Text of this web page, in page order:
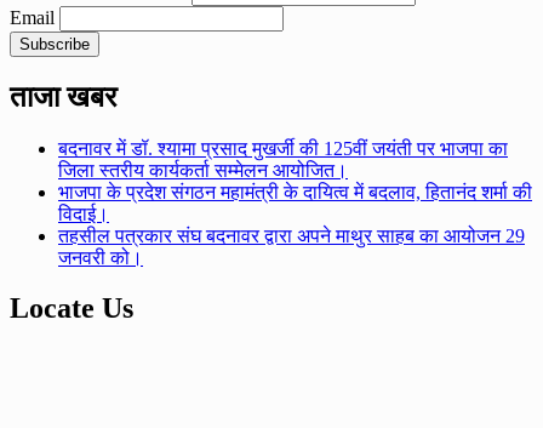
Email
ताजा खबर
बदनावर में डॉ. श्यामा प्रसाद मुखर्जी की 125वीं जयंती पर भाजपा का
जिला स्तरीय कार्यकर्ता सम्मेलन आयोजित।
भाजपा के प्रदेश संगठन महामंत्री के दायित्व में बदलाव, हितानंद शर्मा की
विदाई।
तहसील पत्रकार संघ बदनावर द्वारा अपने माथुर साहब का आयोजन 29
जनवरी को।
Locate Us